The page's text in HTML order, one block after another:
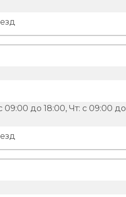
09:00 до 18:00, Чт: с 09:00 до